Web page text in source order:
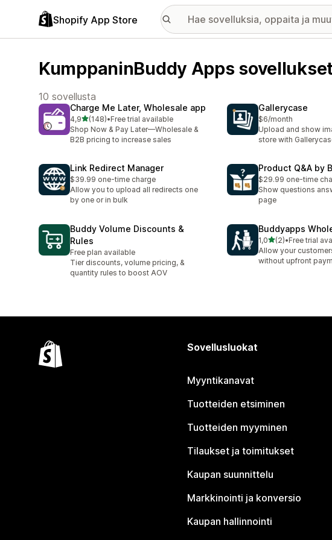
Shopify App Store
KumppaninBuddy Apps
10 sovellusta
Charge Me Later, Wholesale app
4,9/ 5 tähteä
(148)
148 arvostelua yhteensä
•Free trial available
Shop Now & Pay Later—Wholesale &
B2B pricing to increase sales
Gallerycase
$6/month
Upload and show
store with
Link Redirect Manager
$39.99 one-time charge
Allow you to upload all redirects one
by one or in bulk
Product Q&A by
$29.99 one-time
Show questions
page
Buddy Volume Discounts &
Rules
Free plan available
Tier discounts, volume pricing, &
quantity rules to boost AOV
Buddyapps
1,0/ 5 tähteä
(2)
2 arvostelua
•Free trial
Allow your
without upfront
Sovellusluokat
Myyntikanavat
Tuotteiden etsiminen
Tuotteiden myyminen
Tilaukset ja toimitukset
Kaupan suunnittelu
Markkinointi ja konversio
Kaupan hallinnointi